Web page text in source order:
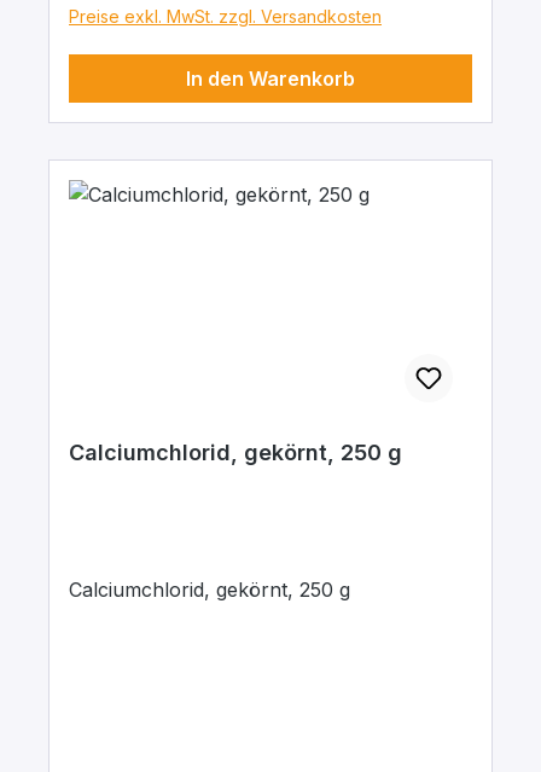
Preise exkl. MwSt. zzgl. Versandkosten
In den Warenkorb
Calciumchlorid, gekörnt, 250 g
Calciumchlorid, gekörnt, 250 g